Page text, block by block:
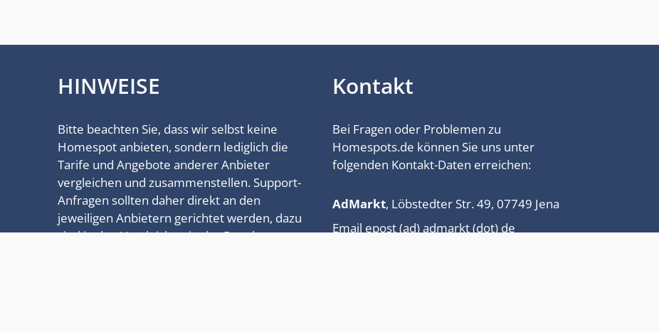
HINWEISE
Bitte beachten Sie, dass wir selbst keine
Homespot anbieten, sondern lediglich die
Tarife und Angebote anderer Anbieter
vergleichen und zusammenstellen. Support-
Anfragen sollten daher direkt an den
jeweiligen Anbietern gerichtet werden, dazu
sind in den Vergleichen in der Regel
Kontakt
Bei Fragen oder Problemen zu
Homespots.de können Sie uns unter
folgenden Kontakt-Daten erreichen:
AdMarkt, Löbstedter Str. 49, 07749 Jena
Email epost (ad) admarkt (dot) de